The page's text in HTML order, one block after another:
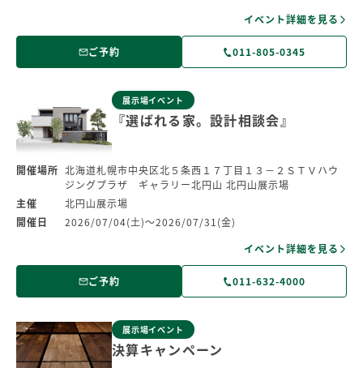
イベント詳細を見る
ご予約 011-805-0345
展示場イベント
『選ばれる家。設計相談会』
開催場所 北海道札幌市中央区北５条西１７丁目１３－２ＳＴＶハウ
ジングプラザ ギャラリー北円山 北円山展示場
主催
北円山展示場
開催日
2026/07/04(土)～2026/07/31(金)
イベント詳細を見る
ご予約 011-632-4000
展示場イベント
決算キャンペーン